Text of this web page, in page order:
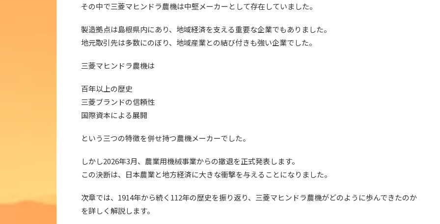
その中で三菱マヒンドラ農機は中堅メーカーとして存在していました。
製造拠点は島根県内にあり、地域経済を支える重要な企業でもありました。
地元取引先は多数にのぼり、地域産業との結び付きも強い企業でした。
三菱マヒンドラ農機は
百年以上の歴史
三菱ブランドの信頼性
国際資本による展開
という三つの特徴を併せ持つ農機メーカーでした。
しかし2026年3月、農業用機械事業からの撤退を正式発表します。
この決断は、日本農業と地方経済に大きな衝撃を与えることになりました。
次章では、1914年から続く112年の歴史を振り返り、三菱マヒンドラ農機がどのように歩んできたのか
を詳しく解説します。